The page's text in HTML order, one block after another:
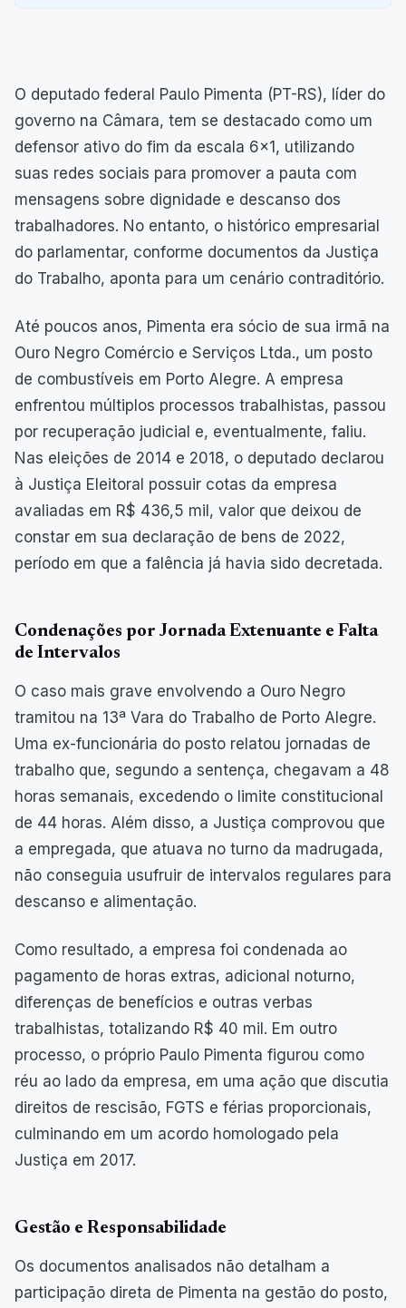
O deputado federal Paulo Pimenta (PT-RS), líder do
governo na Câmara, tem se destacado como um
defensor ativo do fim da escala 6x1, utilizando
suas redes sociais para promover a pauta com
mensagens sobre dignidade e descanso dos
trabalhadores. No entanto, o histórico empresarial
do parlamentar, conforme documentos da Justiça
do Trabalho, aponta para um cenário contraditório.
Até poucos anos, Pimenta era sócio de sua irmã na
Ouro Negro Comércio e Serviços Ltda., um posto
de combustíveis em Porto Alegre. A empresa
enfrentou múltiplos processos trabalhistas, passou
por recuperação judicial e, eventualmente, faliu.
Nas eleições de 2014 e 2018, o deputado declarou
à Justiça Eleitoral possuir cotas da empresa
avaliadas em R$ 436,5 mil, valor que deixou de
constar em sua declaração de bens de 2022,
período em que a falência já havia sido decretada.
Condenações por Jornada Extenuante e Falta
de Intervalos
O caso mais grave envolvendo a Ouro Negro
tramitou na 13ª Vara do Trabalho de Porto Alegre.
Uma ex-funcionária do posto relatou jornadas de
trabalho que, segundo a sentença, chegavam a 48
horas semanais, excedendo o limite constitucional
de 44 horas. Além disso, a Justiça comprovou que
a empregada, que atuava no turno da madrugada,
não conseguia usufruir de intervalos regulares para
descanso e alimentação.
Como resultado, a empresa foi condenada ao
pagamento de horas extras, adicional noturno,
diferenças de benefícios e outras verbas
trabalhistas, totalizando R$ 40 mil. Em outro
processo, o próprio Paulo Pimenta figurou como
réu ao lado da empresa, em uma ação que discutia
direitos de rescisão, FGTS e férias proporcionais,
culminando em um acordo homologado pela
Justiça em 2017.
Gestão e Responsabilidade
Os documentos analisados não detalham a
participação direta de Pimenta na gestão do posto,